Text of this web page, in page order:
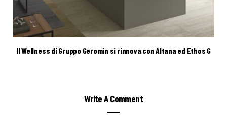
Il Wellness di Gruppo Geromin si rinnova con Altana ed Ethos G
Write A Comment